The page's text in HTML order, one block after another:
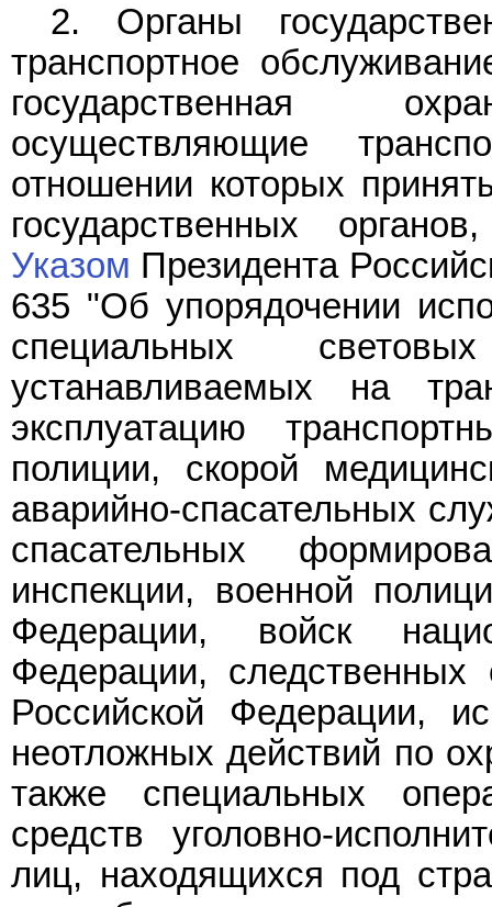
2. Органы
транспортное
государственная
осуществляющие
отношении которых
государственных
Указом Президента
635 "Об упорядочении
специальных
устанавливаемых на
эксплуатацию
полиции, скорой
аварийно-спасательных
спасательных
инспекции, военной
Федерации, войск
Федерации, следственных
Российской Федерации,
неотложных действий по
также специальных
средств уголовно-
лиц, находящихся под